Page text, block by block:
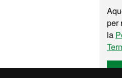
per
la